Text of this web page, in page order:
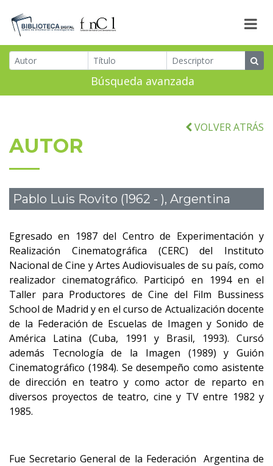
Búsqueda avanzada
VOLVER ATRÁS
AUTOR
Pablo Luis Rovito (1962 - ), Argentina
Egresado en 1987 del Centro de Experimentación y
Realización Cinematográfica (CERC) del Instituto
Nacional de Cine y Artes Audiovisuales de su país, como
realizador cinematográfico. Participó en 1994 en el
Taller para Productores de Cine del Film Bussiness
School de Madrid y en el curso de Actualización docente
de la Federación de Escuelas de Imagen y Sonido de
América Latina (Cuba, 1991 y Brasil, 1993). Cursó
además Tecnología de la Imagen (1989) y Guión
Cinematográfico (1984). Se desempeño como asistente
de dirección en teatro y como actor de reparto en
diversos proyectos de teatro, cine y TV entre 1982 y
1985.
Fue Secretario General de la Federación Argentina de